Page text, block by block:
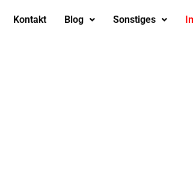
Kontakt Blog Sonstiges